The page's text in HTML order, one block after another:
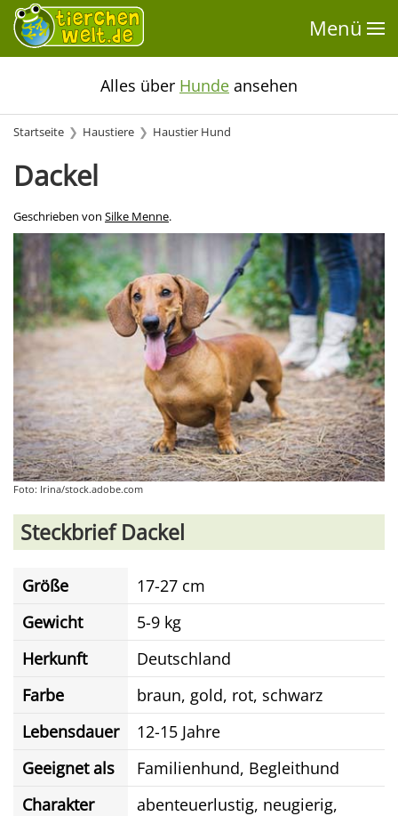
Menü
Alles über Hunde ansehen
Startseite Haustiere Haustier Hund
Dackel
Geschrieben von Silke Menne.
Foto: Irina/stock.adobe.com
Steckbrief Dackel
Größe
17-27 cm
Gewicht
5-9 kg
Herkunft
Deutschland
Farbe
braun, gold, rot, schwarz
Lebensdauer
12-15 Jahre
Geeignet als
Familienhund, Begleithund
Charakter
abenteuerlustig, neugierig,